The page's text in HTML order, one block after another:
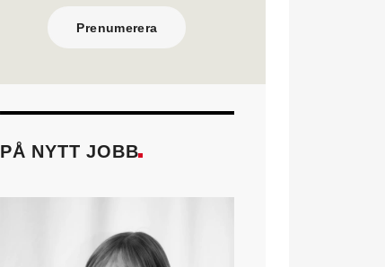
Prenumerera
PÅ NYTT JOBB